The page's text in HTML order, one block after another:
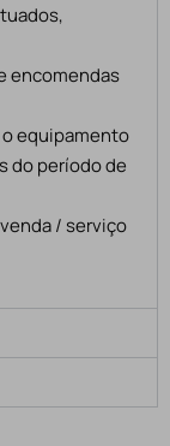
encomendas
equipamento
do período de
/ serviço